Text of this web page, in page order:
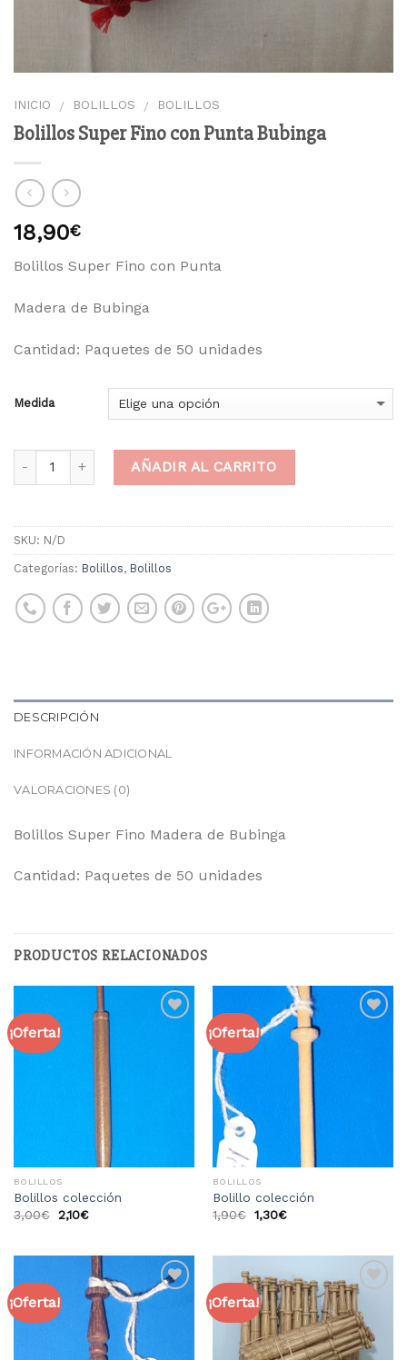
INICIO / BOLILLOS / BOLILLOS
Bolillos Super Fino con Punta Bubinga
18,90€
Bolillos Super Fino con Punta
Madera de Bubinga
Cantidad: Paquetes de 50 unidades
Medida
AÑADIR AL CARRITO
SKU: N/D
Categorías: Bolillos, Bolillos
DESCRIPCIÓN
INFORMACIÓN ADICIONAL
VALORACIONES (0)
Bolillos Super Fino Madera de Bubinga
Cantidad: Paquetes de 50 unidades
PRODUCTOS RELACIONADOS
¡Oferta!
BOLILLOS
Bolillos colección
3,00€ 2,10€
¡Oferta!
BOLILLOS
Bolillo colección
1,90€ 1,30€
¡Oferta!
Añadir
¡Oferta!
Añadir
a la
lista
de
deseos